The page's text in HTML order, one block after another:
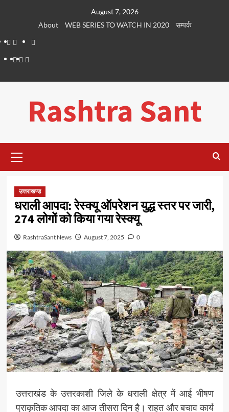
August 7, 2026
About
WEB SERIES TO WATCH IN 2020
सम्पर्क
About
WEB
SERIES
Dehradun
LifePlaces
सम्पर्क
Rashtra Sant
Menu
उत्तराखण्ड
धराली आपदा: रेस्क्यू ऑपरेशन युद्ध स्तर पर जारी,
274 लोगों को किया गया रेस्क्यू
RashtraSant News August 7, 2025 0
उत्तराखंड के उत्तरकाशी जिले के धराली क्षेत्र में आई भीषण
प्राकृतिक आपदा का आज तीसरा दिन है। राहत और बचाव कार्य